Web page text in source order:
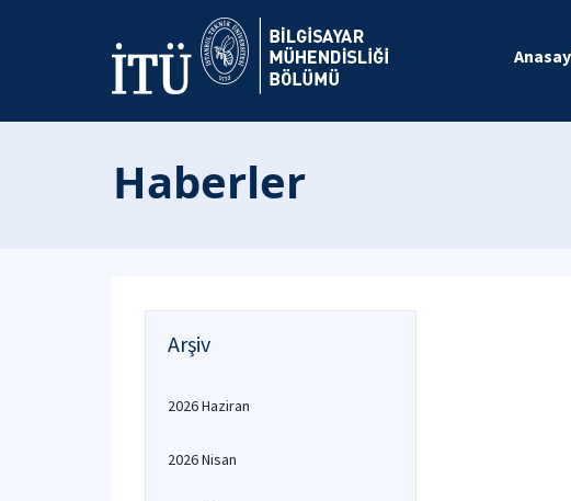
Haberler
Arşiv
2026 Haziran
2026 Nisan